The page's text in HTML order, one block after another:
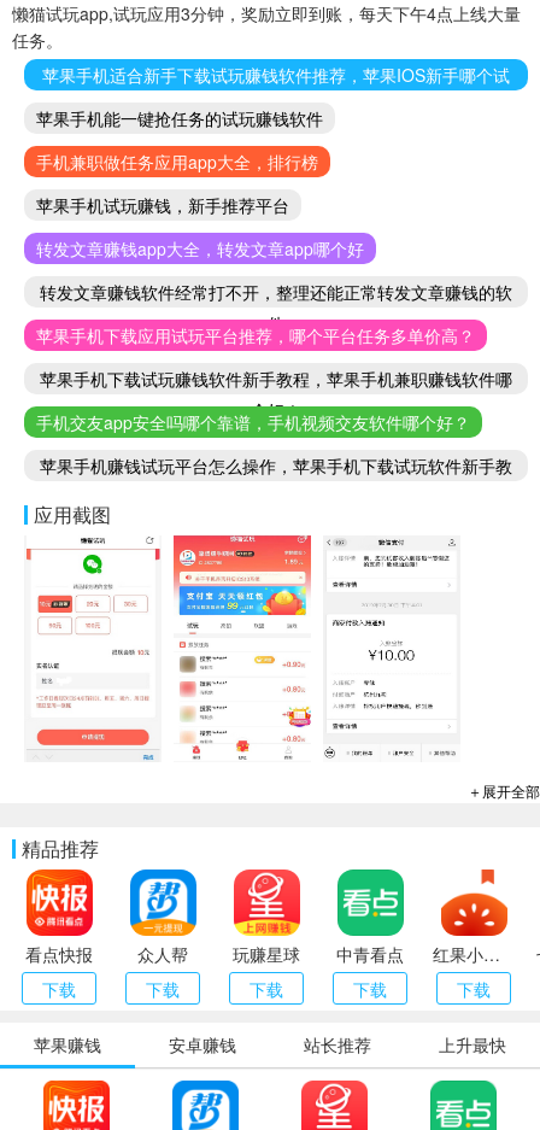
懒猫试玩app,试玩应用3分钟，奖励立即到账，每天下午4点上线大量
任务。
苹果手机适合新手下载试玩赚钱软件推荐，苹果IOS新手哪个试
玩赚钱软件好
苹果手机能一键抢任务的试玩赚钱软件
手机兼职做任务应用app大全，排行榜
苹果手机试玩赚钱，新手推荐平台
转发文章赚钱app大全，转发文章app哪个好
转发文章赚钱软件经常打不开，整理还能正常转发文章赚钱的软
件
苹果手机下载应用试玩平台推荐，哪个平台任务多单价高？
苹果手机下载试玩赚钱软件新手教程，苹果手机兼职赚钱软件哪
个好！
手机交友app安全吗哪个靠谱，手机视频交友软件哪个好？
苹果手机赚钱试玩平台怎么操作，苹果手机下载试玩软件新手教
应用截图
＋展开全部
精品推荐
看点快报
下载
众人帮
下载
玩赚星球
下载
中青看点
下载
红果小说（番茄小说）
下载
苹果赚钱 安卓赚钱 站长推荐 上升最快